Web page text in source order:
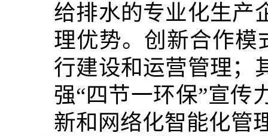
给排水的专业化生产
理优势。创新合作模
行建设和运营管理；
强“四节一环保”宣传
新和网络化智能化管